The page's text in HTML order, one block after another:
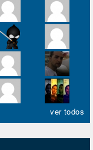
ver todos